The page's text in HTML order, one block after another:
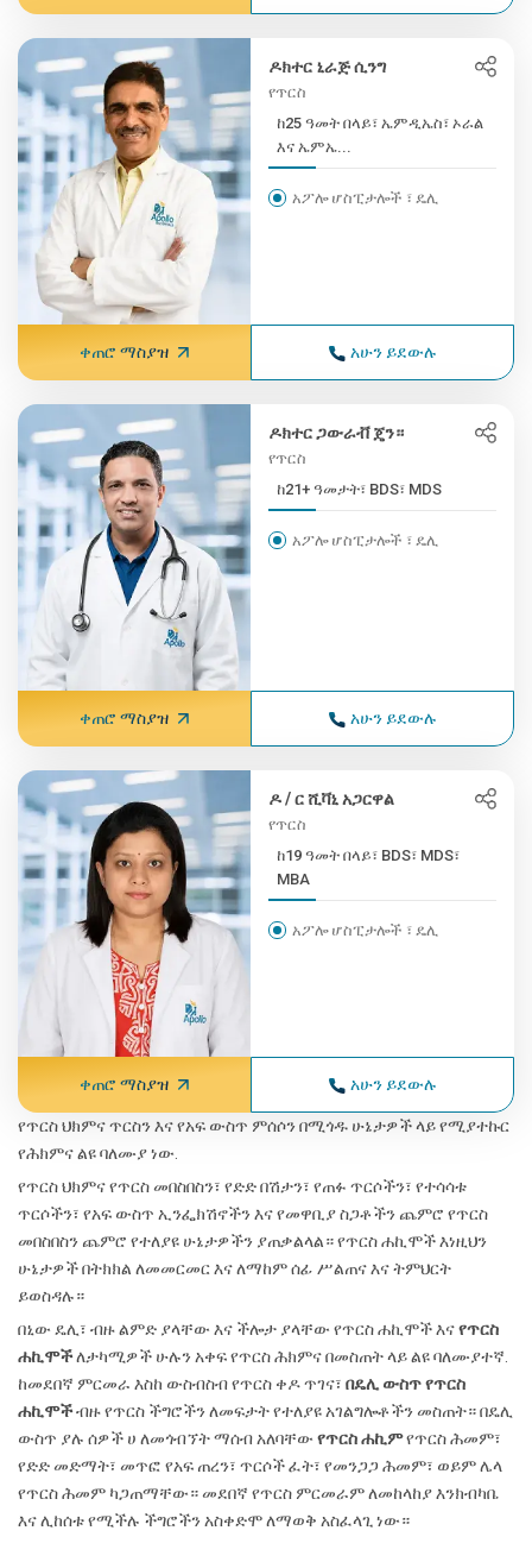
ዶክተር ኒራጅ ሲንግ
የጥርስ
ከ25 ዓመት በላይ፣ ኤምዲኤስ፣ ኦራል
እና ኤምኤ...
አፖሎ ሆስፒታሎች ፣ ዴሊ
ቀጠሮ ማስያዝ አሁን ይደውሉ
ዶክተር ጋውራቭ ጄን።
የጥርስ
ከ21+ ዓመታት፣ BDS፣ MDS
አፖሎ ሆስፒታሎች ፣ ዴሊ
ቀጠሮ ማስያዝ አሁን ይደውሉ
ዶ / ር ሺቫኒ አጋርዋል
የጥርስ
ከ19 ዓመት በላይ፣ BDS፣ MDS፣
MBA
አፖሎ ሆስፒታሎች ፣ ዴሊ
ቀጠሮ ማስያዝ አሁን ይደውሉ
የጥርስ ህክምና ጥርስን እና የአፍ ውስጥ ምሰሶን በሚጎዱ ሁኔታዎች ላይ የሚያተኩር
የሕክምና ልዩ ባለሙያ ነው.
የጥርስ ህክምና የጥርስ መበስበስን፣ የድድ በሽታን፣ የጠፉ ጥርሶችን፣ የተሳሳቱ
ጥርሶችን፣ የአፍ ውስጥ ኢንፌክሽኖችን እና የመዋቢያ ስጋቶችን ጨምሮ የጥርስ
መበስበስን ጨምሮ የተለያዩ ሁኔታዎችን ያጠቃልላል። የጥርስ ሐኪሞች እነዚህን
ሁኔታዎች በትክክል ለመመርመር እና ለማከም ሰፊ ሥልጠና እና ትምህርት
ይወስዳሉ።
በኒው ዴሊ፣ ብዙ ልምድ ያላቸው እና ችሎታ ያላቸው የጥርስ ሐኪሞች እናየጥርስ
ሐኪሞችለታካሚዎች ሁሉን አቀፍ የጥርስ ሕክምና በመስጠት ላይ ልዩ ባለሙያተኛ.
ከመደበኛ ምርመራ እስከ ውስብስብ የጥርስ ቀዶ ጥገና፣ በዴሊ ውስጥ የጥርስ
ሐኪሞችብዙ የጥርስ ችግሮችን ለመፍታት የተለያዩ አገልግሎቶችን መስጠት። በዴሊ
ውስጥ ያሉ ሰዎች ሀ ለመጎብኘት ማሰብ አለባቸው የጥርስ ሐኪምየጥርስ ሕመም፣
የድድ መድማት፣ መጥፎ የአፍ ጠረን፣ ጥርሶች ፈት፣ የመንጋጋ ሕመም፣ ወይም ሌላ
የጥርስ ሕመም ካጋጠማቸው። መደበኛ የጥርስ ምርመራም ለመከላከያ እንክብካቤ
እና ሊከሰቱ የሚችሉ ችግሮችን አስቀድሞ ለማወቅ አስፈላጊ ነው።